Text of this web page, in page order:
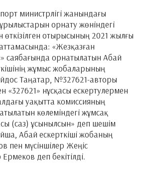
министрлігі жанындағы
орнату жөніндегі
отырысының 2021 жылғы
«Жезқазған
саябағында орнатылатын Абай
жұмыс жобаларының
Таңатар, №327621-авторы
«327621» нұсқасы ескертулермен
уақытта комиссияның
көлеміндегі жұмсақ
(саз) ұсынылсын» деп шешім
Абай ескерткіші жобаның
пен мүсіншілер Жеңіс
деп бекітілді.